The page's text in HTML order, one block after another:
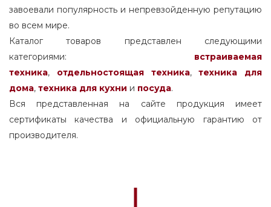
завоевали популярность и непревзойденную репутацию
во всем мире.
Каталог товаров представлен следующими
категориями: встраиваемая
техника, отдельностоящаятехника,
техника для
дома, техника для кухни и посуда.
Вся представленная на сайте продукция имеет
сертификаты качества и официальную гарантию от
производителя.